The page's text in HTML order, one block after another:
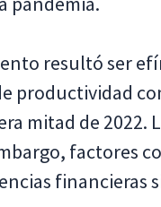
resultó ser
productividad
mitad de 2022.
factores
financieras